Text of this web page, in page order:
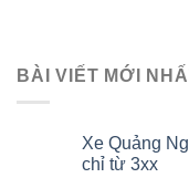
BÀI VIẾT MỚI
Xe Quảng
chỉ từ 3xx